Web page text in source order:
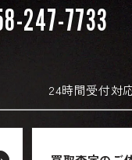
247-7733
24時間受付対